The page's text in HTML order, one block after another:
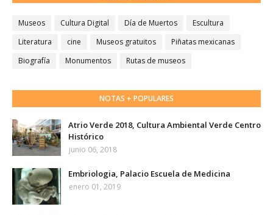
Museos Cultura Digital Día de Muertos
Escultura
Literatura
cine Museos gratuitos
Piñatas mexicanas
Biografía
Monumentos Rutas de museos
NOTAS + POPULARES
Atrio Verde 2018, Cultura Ambiental Verde Centro
Histórico
junio 06, 2018
Embriologia, Palacio Escuela de Medicina
enero 01, 2019